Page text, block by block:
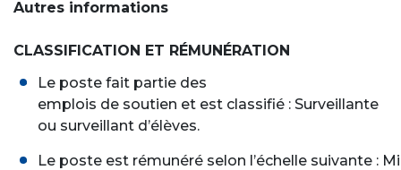
Autres informations
CLASSIFICATION ET RÉMUNÉRATION
Le poste fait partie des
emplois de soutien et est classifié : Surveillante
ou surveillant d’élèves.
Le poste est rémunéré selon l’échelle suivante :